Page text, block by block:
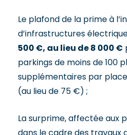
Le plafond de la prime à
d’infrastructures
500 €, au lieu de 8 000 €
parkings de moins de 100
supplémentaires par
(au lieu de 75 €) ;
La surprime, affectée aux